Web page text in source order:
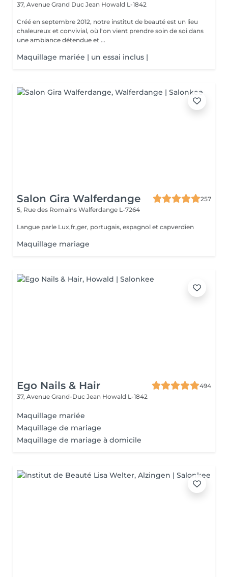
37, Avenue Grand Duc Jean Howald L-1842
Créé en septembre 2012, notre institut de beauté est un lieu
chaleureux et convivial, où l'on vient prendre soin de soi dans
une ambiance détendue et ...
Maquillage mariée | un essai inclus |
Salon Gira Walferdange
257
5, Rue des Romains Walferdange L-7264
Langue parle Lux,fr,ger, portugais, espagnol et capverdien
Maquillage mariage
Ego Nails & Hair
494
37, Avenue Grand-Duc Jean Howald L-1842
Maquillage mariée
Maquillage de mariage
Maquillage de mariage à domicile